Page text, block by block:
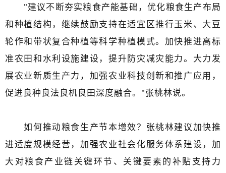
"建议不断夯实粮食产能基础，优化粮食生产布局
和种植结构，继续鼓励支持在适宜区推行玉米、大豆
轮作和带状复合种植等科学种植模式。加快推进高标
准农田和水利设施建设，提升防灾减灾能力。大力发
展农业新质生产力，加强农业科技创新和推广应用，
促进良种良法良机良田深度融合。"张桃林说。
如何推动粮食生产节本增效？张桃林建议加快推
进适度规模经营，加强农业社会化服务体系建设，加
大对粮食产业链关键环节、关键要素的补贴支持力